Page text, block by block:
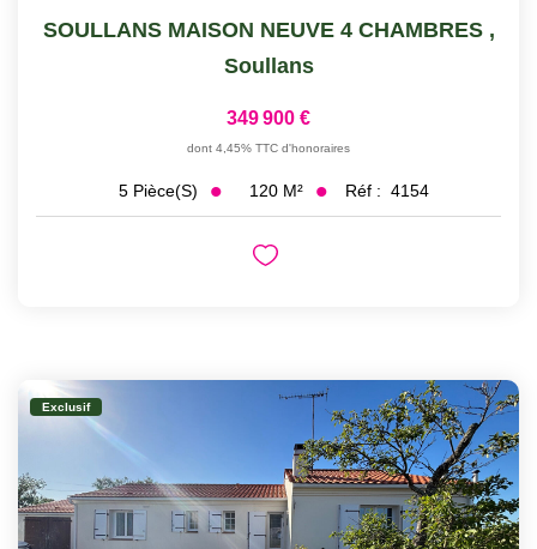
SOULLANS MAISON NEUVE 4 CHAMBRES ,
Soullans
349 900 €
dont 4,45% TTC d'honoraires
5 Pièce(s) 120 M² Réf : 4154
Exclusif